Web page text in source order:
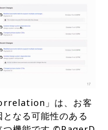
」は、お客
なる可能性のある